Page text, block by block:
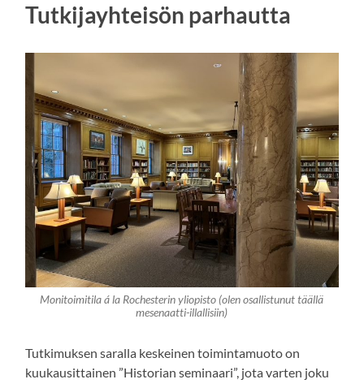
Tutkijayhteisön parhautta
Monitoimitila á la Rochesterin yliopisto (olen osallistunut täällä
mesenaatti-illallisiin)
Tutkimuksen saralla keskeinen toimintamuoto on
kuukausittainen ”Historian seminaari”, jota varten joku